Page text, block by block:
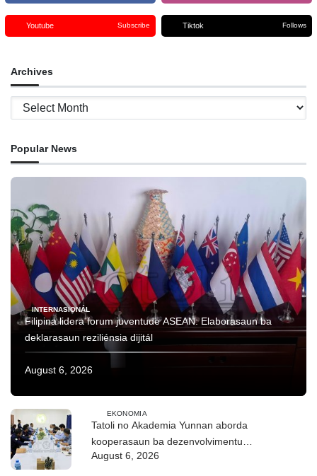
Youtube Subscribe Tiktok Follows
Archives
Archives
Popular News
INTERNASIONÁL
Filipina lidera forum juventude ASEAN: Elaborasaun ba
deklarasaun reziliénsia dijitál
August 6, 2026
EKONOMIA
Tatoli no Akademia Yunnan aborda
kooperasaun ba dezenvolvimentu
no troka informasaun
August 6, 2026